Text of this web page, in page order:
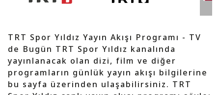
TRT Spor Yıldız Yayın Akışı Programı - TV
de Bugün TRT Spor Yıldız kanalında
yayınlanacak olan dizi, film ve diğer
programların günlük yayın akışı bilgilerine
bu sayfa üzerinden ulaşabilirsiniz. TRT